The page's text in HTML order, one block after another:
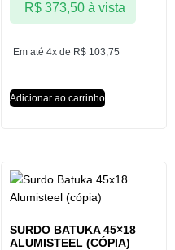
Em até 4x de R$ 103,75
R$373,50 à vista
Adicionar ao carrinho
SURDO BATUKA 45×18
ALUMISTEEL (CÓPIA)